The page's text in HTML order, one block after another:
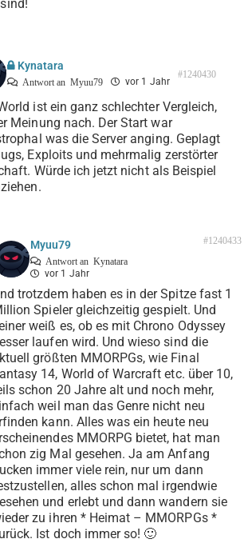
Kynatara
Antwort an Myuu79 vor 1 Jahr
#1240430
ist ein ganz schlechter Vergleich,
Meinung nach. Der Start war
was die Server anging. Geplagt
Exploits und mehrmalig zerstörter
Würde ich jetzt nicht als Beispiel
Myuu79
Antwort an Kynatara
vor 1 Jahr
#1240433
trotzdem haben es in der Spitze fast 1
Spieler gleichzeitig gespielt. Und
weiß es, ob es mit Chrono Odyssey
laufen wird. Und wieso sind die
größten MMORPGs, wie Final
14, World of Warcraft etc. über 10,
schon 20 Jahre alt und noch mehr,
weil man das Genre nicht neu
kann. Alles was ein heute neu
MMORPG bietet, hat man
zig Mal gesehen. Ja am Anfang
immer viele rein, nur um dann
alles schon mal irgendwie
und erlebt und dann wandern sie
zu ihren * Heimat – MMORPGs *
Ist doch immer so! 🙂